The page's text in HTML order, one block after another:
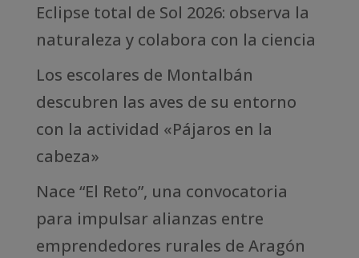
Eclipse total de Sol 2026: observa la
naturaleza y colabora con la ciencia
Los escolares de Montalbán
descubren las aves de su entorno
con la actividad «Pájaros en la
cabeza»
Nace “El Reto”, una convocatoria
para impulsar alianzas entre
emprendedores rurales de Aragón